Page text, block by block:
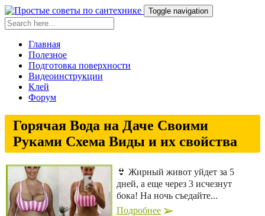
Toggle navigation
Главная
Полезное
Подготовка поверхности
Видеоинструкции
Клей
Форум
Горячая Вода на Даче Своими
Руками Схема Виды и их свойства
👙 Жирный живот уйдет за 5
дней, а еще через 3 исчезнут
бока! На ночь съедайте...
Подробнее